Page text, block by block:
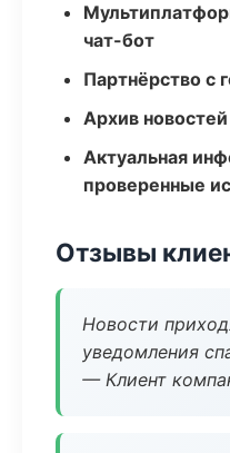
чат-бот
Партнёрство с
Архив
Актуальная
проверенные
Отзывы
Новости
уведомления
— Клиент